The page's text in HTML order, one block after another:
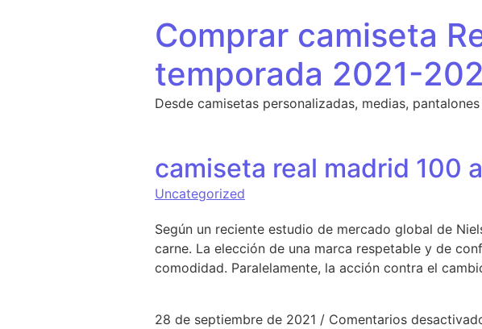
Comprar camiseta
temporada 2021-
Desde camisetas personalizadas, medias,
camiseta real madrid 100
Uncategorized
Según un reciente estudio de mercado global de
carne. La elección de una marca respetable y de
comodidad. Paralelamente, la acción contra el
28 de septiembre de 2021 / Comentarios